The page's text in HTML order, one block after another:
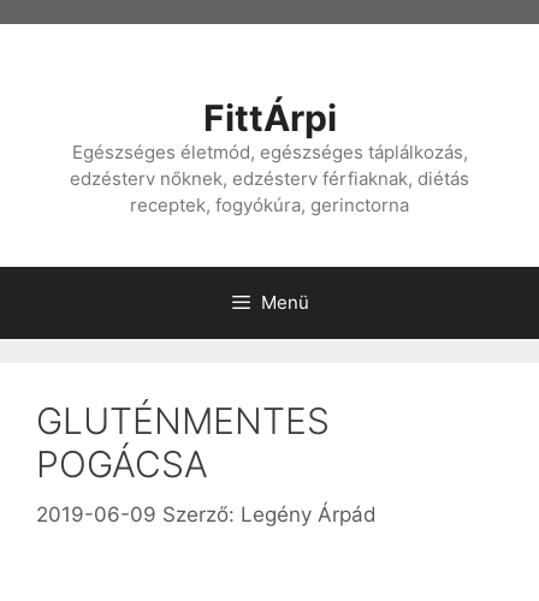
FittÁrpi
Egészséges életmód, egészséges táplálkozás,
edzésterv nőknek, edzésterv férfiaknak, diétás
receptek, fogyókúra, gerinctorna
Menü
GLUTÉNMENTES
POGÁCSA
2019-06-09 Szerző: Legény Árpád